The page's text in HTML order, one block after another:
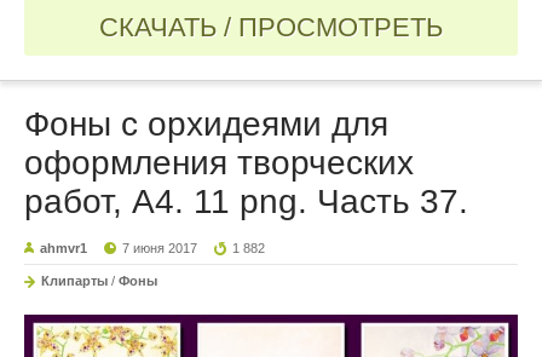
СКАЧАТЬ / ПРОСМОТРЕТЬ
Фоны с орхидеями для
оформления творческих
работ, А4. 11 png. Часть 37.
ahmvr1 7 июня 2017 1 882
Клипарты / Фоны